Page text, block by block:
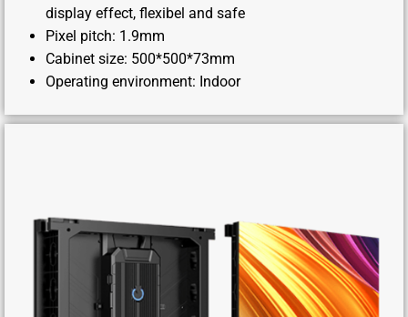
display effect, flexibel and safe
Pixel pitch: 1.9mm
Cabinet size: 500*500*73mm
Operating environment: Indoor